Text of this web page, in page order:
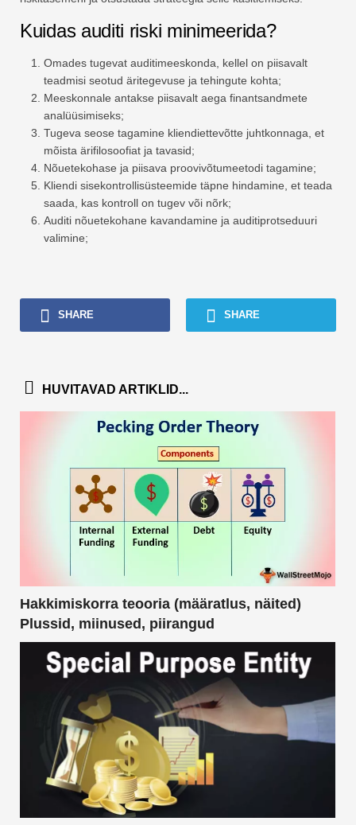
Kuidas auditi riski minimeerida?
Omades tugevat auditimeeskonda, kellel on piisavalt
teadmisi seotud äritegevuse ja tehingute kohta;
Meeskonnale antakse piisavalt aega finantsandmete
analüüsimiseks;
Tugeva seose tagamine kliendiettevõtte juhtkonnaga, et
mõista ärifilosoofiat ja tavasid;
Nõuetekohase ja piisava proovivõtumeetodi tagamine;
Kliendi sisekontrollisüsteemide täpne hindamine, et teada
saada, kas kontroll on tugev või nõrk;
Auditi nõuetekohane kavandamine ja auditiprotseduuri
valimine;
SHARE SHARE
HUVITAVAD ARTIKLID...
Hakkimiskorra teooria (määratlus, näited)
Plussid, miinused, piirangud